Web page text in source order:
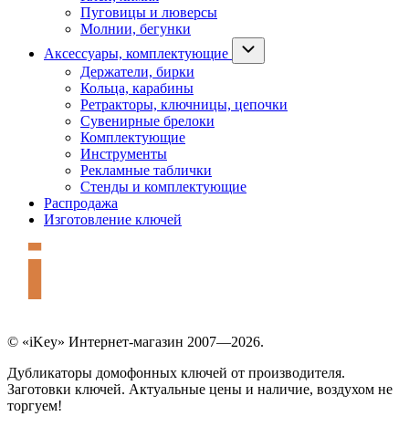
Пуговицы и люверсы
Молнии, бегунки
Аксессуары, комплектующие
Держатели, бирки
Кольца, карабины
Ретракторы, ключницы, цепочки
Сувенирные брелоки
Комплектующие
Инструменты
Рекламные таблички
Стенды и комплектующие
Распродажа
Изготовление ключей
© «iKey» Интернет-магазин 2007—2026.
Дубликаторы домофонных ключей от производителя.
Заготовки ключей. Актуальные цены и наличие, воздухом не
торгуем!